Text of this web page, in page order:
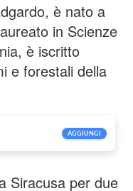
è nato a
in Scienze
è iscritto
e forestali della
AGGIUNGI
Siracusa per due